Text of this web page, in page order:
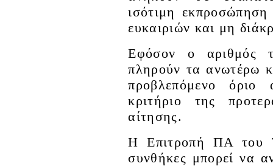
ισότιμη
ευκαιριών και μη
Εφόσον ο αριθμός
πληρούν τα ανωτέρω
προβλεπόμενο όριο
κριτήριο της
αίτησης.
Η Επιτροπή ΠΑ του
συνθήκες μπορεί να